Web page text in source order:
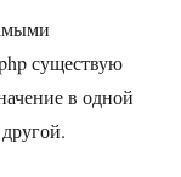
существую
в одной